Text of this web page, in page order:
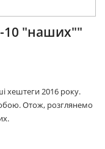
10 "наших""
хештеги 2016 року.
Отож, розглянемо